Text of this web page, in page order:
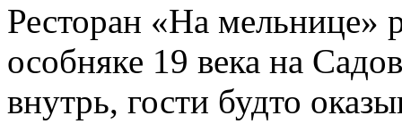
Ресторан «На мельнице»
особняке 19 века на
внутрь, гости будто